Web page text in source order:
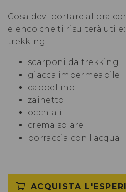
Cosa devi portare allora
elenco che ti risulterà
trekking;
scarponi da trekking
giacca impermeabile
cappellino
zainetto
occhiali
crema solare
borraccia con l'acqua
ACQUISTA